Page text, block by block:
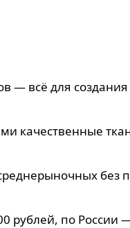
— всё для
качественные
без
рублей, по России